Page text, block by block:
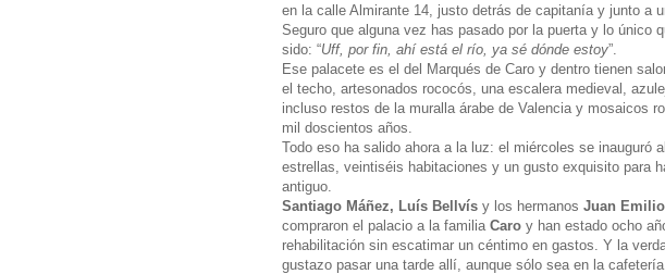
en la calle Almirante 14, justo detrás de capitanía y junto a
Seguro que alguna vez has pasado por la puerta y lo único
sido: “Uff, por fin, ahí está el río, ya sé dónde estoy”.
Ese palacete es el del Marqués de Caro y dentro tienen
el techo, artesonados rococós, una escalera medieval,
incluso restos de la muralla árabe de Valencia y mosaicos
mil doscientos años.
Todo eso ha salido ahora a la luz: el miércoles se inauguró
estrellas, veintiséis habitaciones y un gusto exquisito para
antiguo.
Santiago Máñez, Luís Bellvís y los hermanos Juan Emilio
compraron el palacio a la familia Caro y han estado ocho
rehabilitación sin escatimar un céntimo en gastos. Y la
gustazo pasar una tarde allí, aunque sólo sea en la